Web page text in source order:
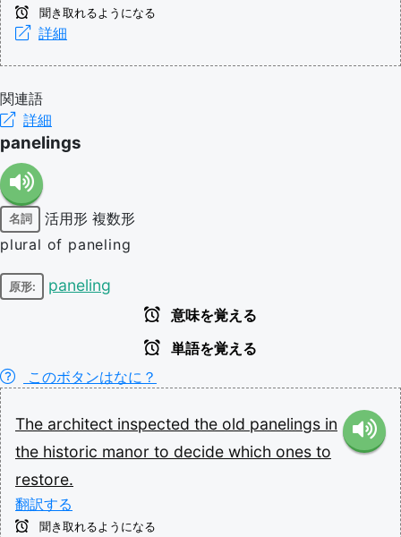
聞き取れるようになる
詳細
関連語
詳細
panelings
名詞 活用形 複数形
plural of paneling
原形: paneling
意味を覚える
単語を覚える
このボタンはなに？
The architect inspected the old panelings in
the historic manor to decide which ones to
restore.
翻訳する
聞き取れるようになる